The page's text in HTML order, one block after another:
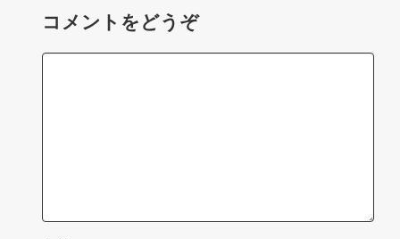
コメントをどうぞ